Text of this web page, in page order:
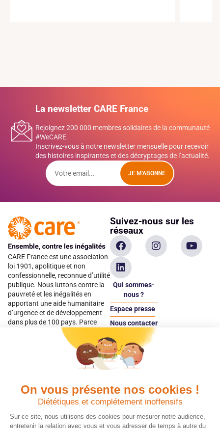
On vous présente nos cookies !
Diététiques et complétement inoffensifs
Sur ce site, nous utilisons des cookies pour mesurer notre audience,
entretenir la relation avec vous et vous adresser de temps à autre du
La newsletter CARE France
Rejoignez 200 000 membres solidaires de la communauté
#WeCARE.
Inscrivez-vous à notre newsletter mensuelle pour recevoir
des histoires inspirantes et des décryptages de l’actualité.
JE M'ABONNE
CARE France est une association
loi 1901, apolitique et non
confessionnelle, reconnue d’utilité
publique. Nous luttons contre la
pauvreté et les inégalités en
apportant une aide humanitaire
d’urgence et de développement
dans plus de 100 pays. Parce
qu’elles sont les premières
victimes des inégalités, CARE met
les femmes et les filles au cœur
Suivez-nous sur les
réseaux
Qui sommes-
nous ?
Espace presse
Nous contacter
Espace
donateur
Quels avantages fiscaux ?
Chaque don effectué à une
association reconnue d’utilité
publique comme CARE, est
Donner en confiance
Vos dons sont
déductibles à 75 % de
vos impôts. Depuis